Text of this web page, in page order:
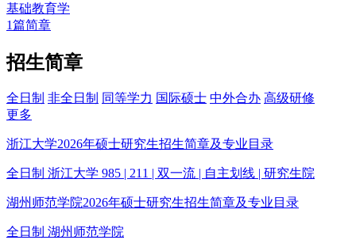
基础教育学
1篇简章
招生简章
全日制 非全日制 同等学力 国际硕士 中外合办 高级研修
更多
浙江大学2026年硕士研究生招生简章及专业目录
全日制 浙江大学 985 | 211 | 双一流 | 自主划线 | 研究生院
湖州师范学院2026年硕士研究生招生简章及专业目录
全日制 湖州师范学院